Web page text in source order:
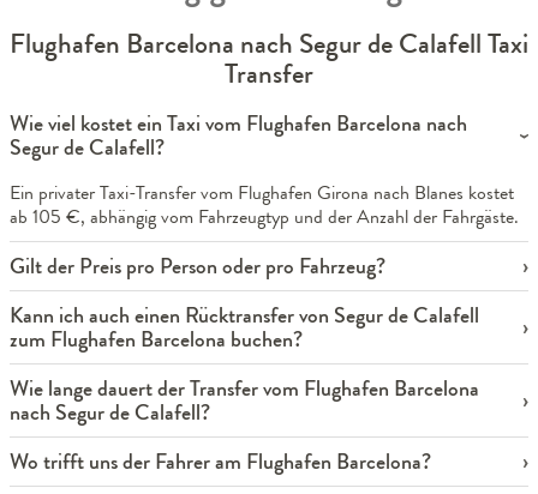
Flughafen Barcelona nach Segur de Calafell Taxi
Transfer
Wie viel kostet ein Taxi vom Flughafen Barcelona nach
Segur de Calafell?
Ein privater Taxi-Transfer vom Flughafen Girona nach Blanes kostet
ab 105 €, abhängig vom Fahrzeugtyp und der Anzahl der Fahrgäste.
Gilt der Preis pro Person oder pro Fahrzeug?
Kann ich auch einen Rücktransfer von Segur de Calafell
zum Flughafen Barcelona buchen?
Wie lange dauert der Transfer vom Flughafen Barcelona
nach Segur de Calafell?
Wo trifft uns der Fahrer am Flughafen Barcelona?